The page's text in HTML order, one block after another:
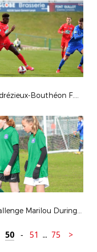
8e tour CDF - Andrézieux-Bouthéon F.C. / Grenoble Foot 38
4e édition du Challenge Marilou Duringer
50 - 51 ... 75 >